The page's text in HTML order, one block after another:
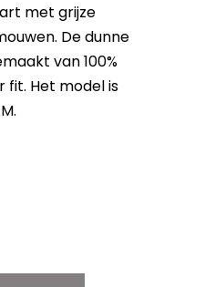
met grijze
De dunne
van 100%
fit. Het model is